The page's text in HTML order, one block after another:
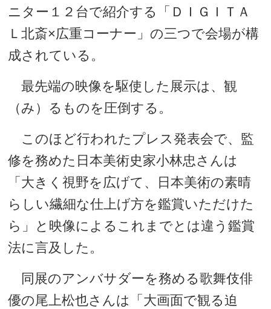
ニター１２台で紹介する「ＤＩＧＩＴＡ
Ｌ北斎×広重コーナー」の三つで会場が構
成されている。
最先端の映像を駆使した展示は、観
（み）るものを圧倒する。
このほど行われたプレス発表会で、監
修を務めた日本美術史家小林忠さんは
「大きく視野を広げて、日本美術の素晴
らしい繊細な仕上げ方を鑑賞いただけた
ら」と映像によるこれまでとは違う鑑賞
法に言及した。
同展のアンバサダーを務める歌舞伎俳
優の尾上松也さんは「大画面で観る迫